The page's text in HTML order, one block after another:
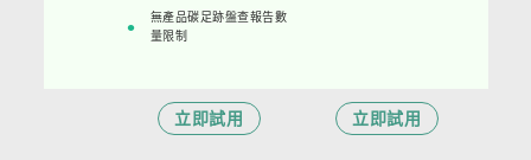
無產品碳足跡盤查報告數
量限制
立即試用 立即試用